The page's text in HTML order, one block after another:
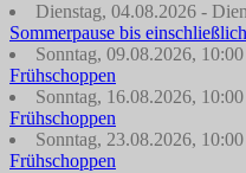
Dienstag, 04.08.2026 -
Sommerpause bis
Sonntag, 09.08.2026,
Frühschoppen
Sonntag, 16.08.2026,
Frühschoppen
Sonntag, 23.08.2026,
Frühschoppen